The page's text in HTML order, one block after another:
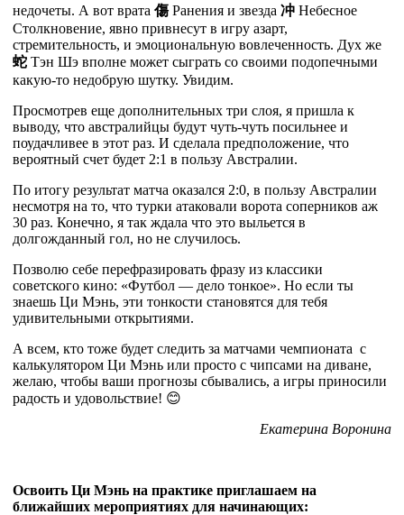
недочеты. А вот врата 傷 Ранения и звезда 冲 Небесное
Столкновение, явно привнесут в игру азарт,
стремительность, и эмоциональную вовлеченность. Дух же
蛇 Тэн Шэ вполне может сыграть со своими подопечными
какую-то недобрую шутку. Увидим.
Просмотрев еще дополнительных три слоя, я пришла к
выводу, что австралийцы будут чуть-чуть посильнее и
поудачливее в этот раз. И сделала предположение, что
вероятный счет будет 2:1 в пользу Австралии.
По итогу результат матча оказался 2:0, в пользу Австралии
несмотря на то, что турки атаковали ворота соперников аж
30 раз. Конечно, я так ждала что это выльется в
долгожданный гол, но не случилось.
Позволю себе перефразировать фразу из классики
советского кино: «Футбол — дело тонкое». Но если ты
знаешь Ци Мэнь, эти тонкости становятся для тебя
удивительными открытиями.
А всем, кто тоже будет следить за матчами чемпионата с
калькулятором Ци Мэнь или просто с чипсами на диване,
желаю, чтобы ваши прогнозы сбывались, а игры приносили
радость и удовольствие! 😊
Екатерина Воронина
Освоить Ци Мэнь на практике приглашаем на
ближайших мероприятиях для начинающих: